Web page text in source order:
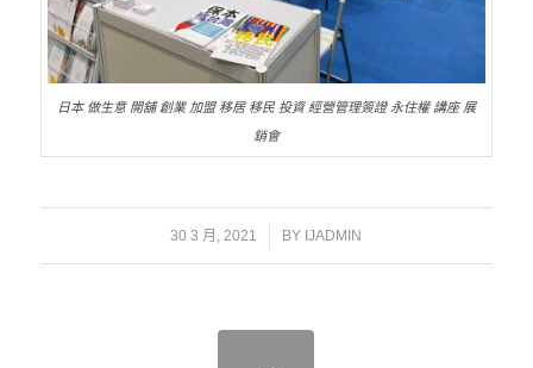
日本 做生意 開舖 創業 加盟 移居 移民 投資 經營管理簽證 永住權 講座 展
銷會
30 3 月, 2021
/ BY IJADMIN